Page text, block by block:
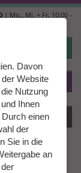
| Mo., Mi. + Fr. 10:00 -
DE
Menü
Davon
Website
Nutzung
Ihnen
einen
der
Sie in die
an